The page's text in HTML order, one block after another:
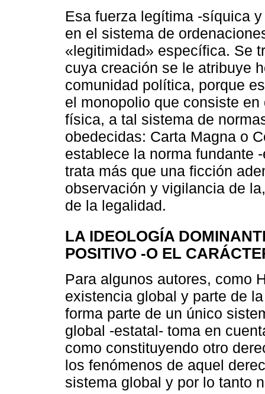
Esa fuerza legítima -síquica
en el sistema de
«legitimidad» específica. Se
cuya creación se le atribuye
comunidad política, porque
el monopolio que consiste
física, a tal sistema de
obedecidas: Carta Magna o
establece la norma fundante
trata más que una ficción
observación y vigilancia de
de la legalidad.
LA IDEOLOGÍA
POSITIVO -O EL
Para algunos autores, como
existencia global y parte de
forma parte de un único
global -estatal- toma en
como constituyendo otro
los fenómenos de aquel
sistema global y por lo tanto